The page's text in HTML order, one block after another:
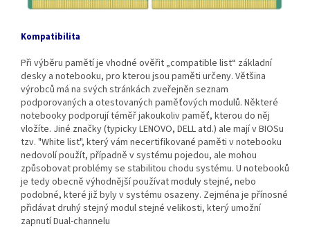
Kompatibilita
Při výběru pamětí je vhodné ověřit „compatible list“ základní
desky a notebooku, pro kterou jsou paměti určeny. Většina
výrobců má na svých stránkách zveřejněn seznam
podporovaných a otestovaných paměťových modulů. Některé
notebooky podporují téměř jakoukoliv paměť, kterou do něj
vložíte. Jiné značky (typicky LENOVO, DELL atd.) ale mají v BIOSu
tzv. "White list", který vám necertifikované paměti v notebooku
nedovolí použít, případně v systému pojedou, ale mohou
způsobovat problémy se stabilitou chodu systému. U notebooků
je tedy obecně výhodnější používat moduly stejné, nebo
podobné, které již byly v systému osazeny. Zejména je přínosné
přidávat druhý stejný modul stejné velikosti, který umožní
zapnutí Dual-channelu